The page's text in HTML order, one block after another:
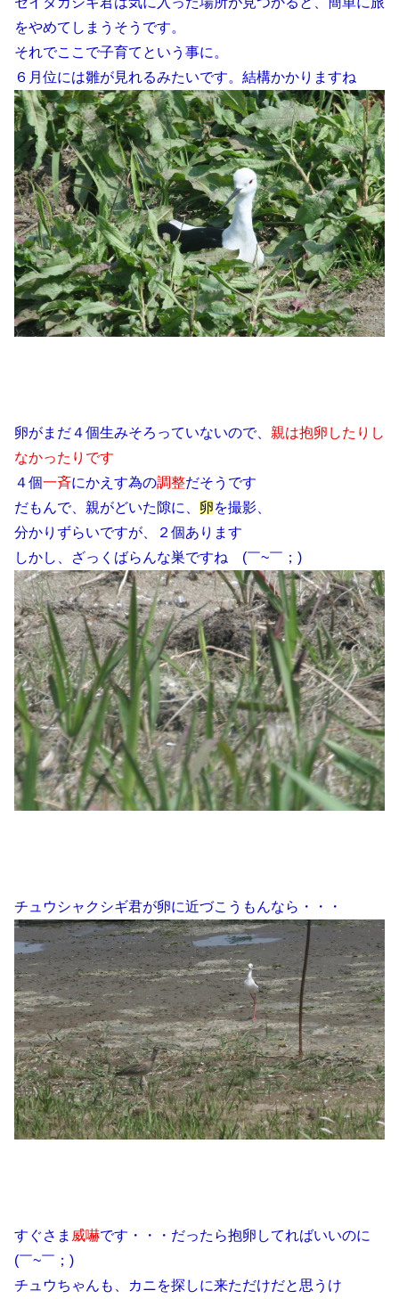
をやめてしまうそうです。
それでここで子育てという事に。
６月位には雛が見れるみたいです。結構かかりますね
卵がまだ４個生みそろっていないので、 親は抱卵したりし
なかったりです
４個一斉にかえす為の調整だそうです
だもんで、親がどいた隙に、 卵を撮影、
分かりずらいですが、２個あります
しかし、ざっくばらんな巣ですね (￣~￣；)
チュウシャクシギ君が卵に近づこうもんなら・・・
すぐさま 威嚇です・・・だったら抱卵してればいいのに
(￣~￣；)
チュウちゃんも、カニを探しに来ただけだと思うけ